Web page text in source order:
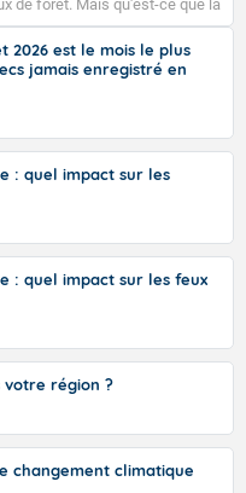
valeurs de saison.
faible.
Ces températures
de forêt. Mais qu'est-ce que la
? La tramontane est un
à nord, ou ouest à nord-
à la vallée de l’Aude et à
vient du latin trasmontanus,
régions montagneuses
2026 est le mois le plus
jamais enregistré en
: quel impact sur les
: quel impact sur les feux
région ?
changement climatique